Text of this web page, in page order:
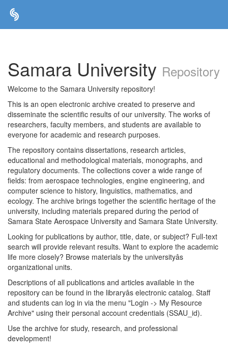
Samara University Repository
Welcome to the Samara University repository!
This is an open electronic archive created to preserve and
disseminate the scientific results of our university. The works of
researchers, faculty members, and students are available to
everyone for academic and research purposes.
The repository contains dissertations, research articles,
educational and methodological materials, monographs, and
regulatory documents. The collections cover a wide range of
fields: from aerospace technologies, engine engineering, and
computer science to history, linguistics, mathematics, and
ecology. The archive brings together the scientific heritage of the
university, including materials prepared during the period of
Samara State Aerospace University and Samara State University.
Looking for publications by author, title, date, or subject? Full-text
search will provide relevant results. Want to explore the academic
life more closely? Browse materials by the universityâs
organizational units.
Descriptions of all publications and articles available in the
repository can be found in the libraryâs electronic catalog. Staff
and students can log in via the menu "Login -> My Resource
Archive" using their personal account credentials (SSAU_id).
Use the archive for study, research, and professional
development!